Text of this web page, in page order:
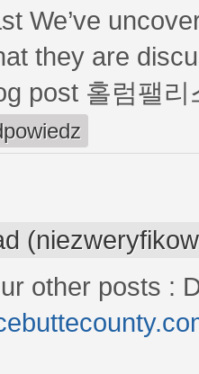
We’ve
they are
post 홀럼팰
other posts :